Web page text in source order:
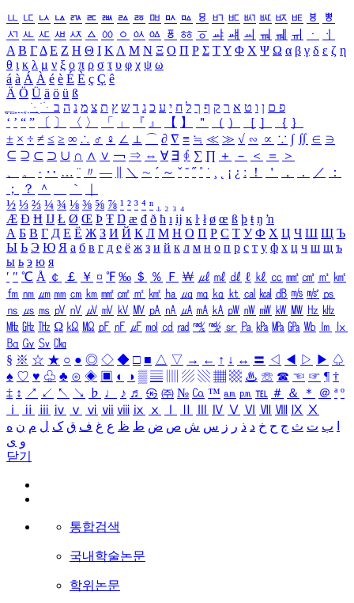
ㅥ ㅦ ㅧ ㅨ ㅩ ㅪ ㅫ ㅬ ㅭ ㅮ ㅯ ㅰ ㅱ ㅲ ㅳ ㅴ ㅵ ㅶ ㅷ ㅸ
ㅹ
ㅺ ㅻ ㅼ ㅽ ㅾ ㅿ ㆀ ㆁ ㆂ ㆃ ㆄ ㆅ ㆆ ㆇ ㆈ ㆉ ㆊ ㆋ ㆌ ㆍ
ㆎ
Α Β ΓΔ Ε Ζ Η Θ Ι ΚΛ Μ Ν Ξ Ο Π Ρ Σ ΤΥ Φ Χ Ψ Ω α β γ δ ε ζ η
θ ι κ λ μ ν ξ ο π ρ σ τ υ φ χ ψ ω
á à Á À é è É È ç Ç ê
Ä Ö Ü ä ö ü ß
ִֶֹ ֻּ ׁׂ פ ם ן ו ט א ר ק ף ך ל ח י ע כ ג ד ש ץ ת צ מ נ ה ב
‘ ’ “ ” 〔 〕 〈 〉 「 」 『 』 【 】 ＂ （ ） ［ ］ ｛ ｝
± × ÷ ≠ ≤ ≥ ∞ ∴ ♂ ♀ ∠ ⊥ ⌒ ∂ ∇ ≡ ≒ ≪ ≫ √ ∽ ∝ ∵ ∫ ∬ ∈ ∋
⊆ ⊇ ⊂ ⊃ ∪ ∩ ∧ ∨ ￢ ⇒ ⇔ ∀ ∃ ∮ ∑ ∏ ＋ － ＜ ＝
＞
、
。 · ‥ … ¨ 〃 ― ＼ ∼ ´ ～ ˇ ˘ ˝ ˚ ˙ ¸ ¡ ¿ ː ！ ＇ ， ． ／
：
；
？ ＾ ｀
½ ⅓ ⅔ ¼ ¾ ⅛ ⅜ ⅝ ⅞ ¹ ² ³ ⁴ ⁿ ₁ ₂ ₃ ₄
Æ Ð Ħ Ĳ Ł Ø Œ Þ Ŧ Ŋ æ đ ð ħ ı ĳ ĸ ŀ ł ø œ ß þ ŧ ŋ ŉ
А Б В Г Д Е Ё Ж З И Й К Л М Н О П Р С Т У Ф Х Ц Ч Ш Щ Ъ
Ы Ь Э Ю Я а б в г д е ё ж з и й к л м н о п р с т у ф х ц ч ш щ ъ
ы ь э ю я
′ ″ ℃ Å ￠ ￡ ￥ ¤ ℉ ‰ ＄ ％ Ｆ ￦ ㎕ ㎖ ㎗ ℓ ㎘ ㏄ ㎣ ㎤ ㎥ ㎦
㎙ ㎚ ㎛ ㎜ ㎝ ㎞ ㎟ ㎠ ㎡ ㎢ ㏊ ㎍ ㎎ ㎏ ㏏ ㎈ ㎉ ㏈ ㎧ ㎨ ㎰
㎱ ㎲ ㎳ ㎴ ㎵ ㎶ ㎷ ㎸ ㎹ ㎀ ㎁ ㎂ ㎃ ㎄ ㎺ ㎻ ㎽ ㎾ ㎿ ㎐ ㎑
㎒ ㎓ ㎔ Ω ㏀ ㏁ ㎊ ㎋ ㎌ ㏖ ㏅ ㎭ ㎮ ㎯ ㏛ ㎩ ㎪ ㎫ ㎬ ㏝ ㏐
㏓
㏃ ㏉ ㏜ ㏆
§ ※ ☆ ★ ○ ● ◎ ◇ ◆ □ ■ △ ▽ → ← ↑ ↓ ↔ 〓 ◁ ◀ ▷ ▶ ♤
♠ ♡ ♥ ♧ ♣ ⊙ ◈ ▣ ◐ ◑ ▒ ▤ ▨ ▧ ▦ ▩ ♨ ☏ ☎ ☜ ☞ ¶ †
‡ ↕ ↗ ↙ ↖ ↘ ♭ ♩ ♪ ♬ ㉿ ㈜ № ㏇ ™ ㏂ ㏘ ℡ ＃ ＆ ＊ ＠ ª º
ⅰ
ⅱ ⅲ ⅳ ⅴ ⅵ ⅶ ⅷ ⅸ ⅹ Ⅳ Ⅴ Ⅵ Ⅶ Ⅷ Ⅸ Ⅹ
ب ت ث ج ح خ د ذ ر ز س ش ص ض ط ظ ع غ ف ق ک ل م ن ه
و ی
닫기
통합검색
국내학술논문
학위논문